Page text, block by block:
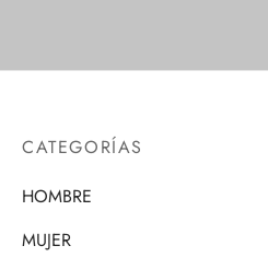
CATEGORÍAS
HOMBRE
MUJER